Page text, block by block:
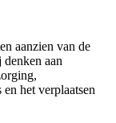
aanzien van de
aan
het verplaatsen